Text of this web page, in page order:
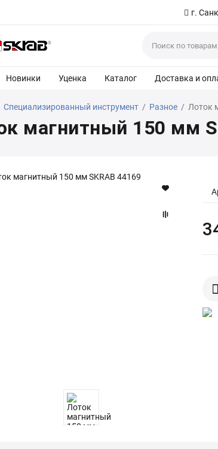
г.
Новинки Уценка Каталог Доставка и
Специализированный инструмент / Разное / Лоток
магнитный 150 мм